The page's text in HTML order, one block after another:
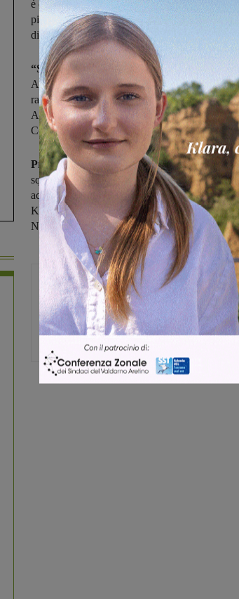
è deciso a Napoli, sede della terza prova, con
piazzato un 97,500 che è valso il secondo
dietro Torino e, con esso,la promozione.
“Si poteva restare in A2, disputare i play off
A1 con il secondo posto. Alla fine à arrivata
ragazze e la società si sono meritate dopo non
Abbiamo ora tempo- dice la direttrice tecnica
Corso- per lavorare bene e costruire il
Protagoniste dell’impresa le ginnasteElisa
squadra), Maddalena Neri, Carlotta Fulignati
accompagnate nella loro preparazione dallo
Krivosheina, Rachele Bacciarini, Sofia Baldi,
Nocentini, Noemi Leali e Veronica Richelmy.
Michele Bossini